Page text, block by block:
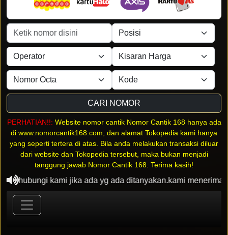
CARI NOMOR
PERHATIAN!!: Website nomor cantik Nomor Cantik 168 hanya ada
di www.nomorcantik168.com, dan alamat Tokopedia kami hanya
yang seperti tertera di atas. Bila anda melakukan transaksi diluar
dari website dan Tokopedia tersebut, maka bukan menjadi
tanggung jawab Nomor Cantik 168. Terima kasih!
kami jika ada yg ada ditanyakan.kami